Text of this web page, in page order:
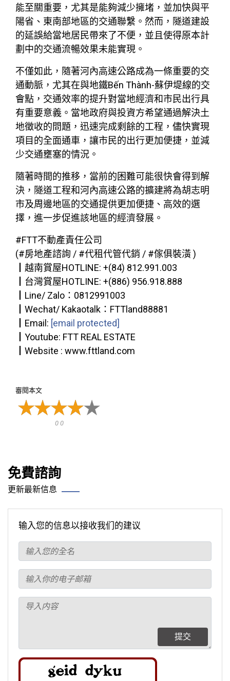
能至關重要，尤其是能夠減少擁堵，並加快與平
陽省、東南部地區的交通聯繫。然而，隧道建設
的延誤給當地居民帶來了不便，並且使得原本計
劃中的交通流暢效果未能實現。
不僅如此，隨著河內高速公路成為一條重要的交
通動脈，尤其在與地鐵Bến Thành-蘇伊堤線的交
會點，交通效率的提升對當地經濟和市民出行具
有重要意義。當地政府與投資方希望通過解決土
地徵收的問題，迅速完成剩餘的工程，儘快實現
項目的全面通車，讓市民的出行更加便捷，並減
少交通壅塞的情況。
隨著時間的推移，當前的困難可能很快會得到解
決，隧道工程和河內高速公路的擴建將為胡志明
市及周邊地區的交通提供更加便捷、高效的選
擇，進一步促進該地區的經濟發展。
#FTT不動產責任公司
(#房地產諮詢 / #代租代管代銷 / #傢俱裝潢 )
┃越南賞屋HOTLINE: +(84) 812.991.003
┃台灣賞屋HOTLINE: +(886) 956.918.888
┃Line/ Zalo：0812991003
┃Wechat/ Kakaotalk：FTTland88881
┃Email: [email protected]
┃Youtube: FTT REAL ESTATE
┃Website : www.fttland.com
審閱本文
0 0
免費諮詢
更新最新信息
输入您的信息以接收我们的建议
提交